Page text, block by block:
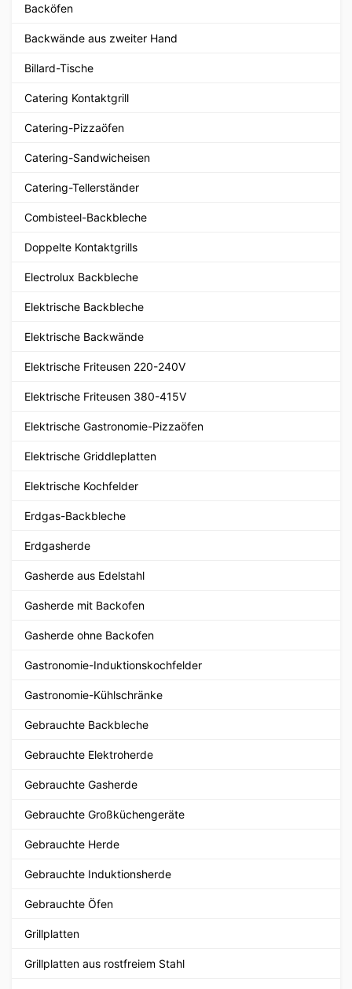
Backöfen
Backwände aus zweiter Hand
Billard-Tische
Catering Kontaktgrill
Catering-Pizzaöfen
Catering-Sandwicheisen
Catering-Tellerständer
Combisteel-Backbleche
Doppelte Kontaktgrills
Electrolux Backbleche
Elektrische Backbleche
Elektrische Backwände
Elektrische Friteusen 220-240V
Elektrische Friteusen 380-415V
Elektrische Gastronomie-Pizzaöfen
Elektrische Griddleplatten
Elektrische Kochfelder
Erdgas-Backbleche
Erdgasherde
Gasherde aus Edelstahl
Gasherde mit Backofen
Gasherde ohne Backofen
Gastronomie-Induktionskochfelder
Gastronomie-Kühlschränke
Gebrauchte Backbleche
Gebrauchte Elektroherde
Gebrauchte Gasherde
Gebrauchte Großküchengeräte
Gebrauchte Herde
Gebrauchte Induktionsherde
Gebrauchte Öfen
Grillplatten
Grillplatten aus rostfreiem Stahl